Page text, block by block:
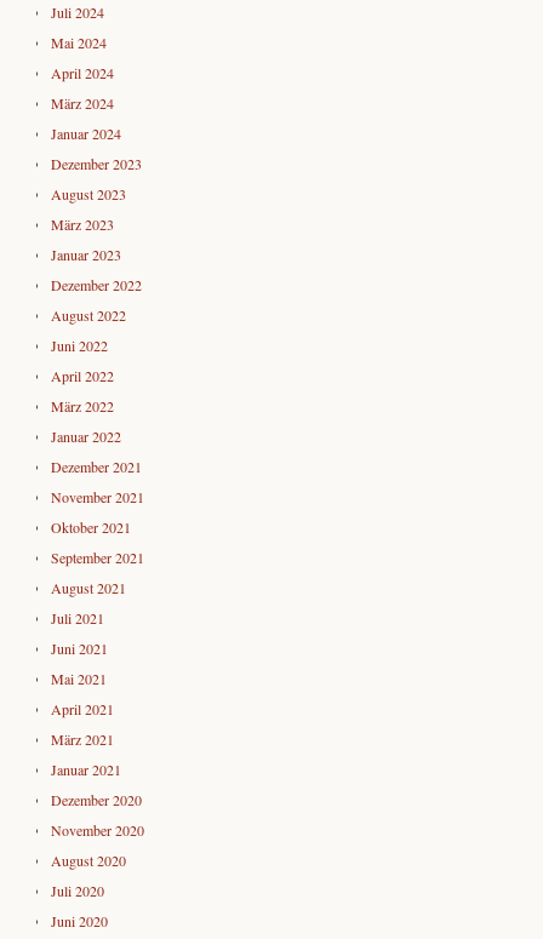
Juli 2024
Mai 2024
April 2024
März 2024
Januar 2024
Dezember 2023
August 2023
März 2023
Januar 2023
Dezember 2022
August 2022
Juni 2022
April 2022
März 2022
Januar 2022
Dezember 2021
November 2021
Oktober 2021
September 2021
August 2021
Juli 2021
Juni 2021
Mai 2021
April 2021
März 2021
Januar 2021
Dezember 2020
November 2020
August 2020
Juli 2020
Juni 2020